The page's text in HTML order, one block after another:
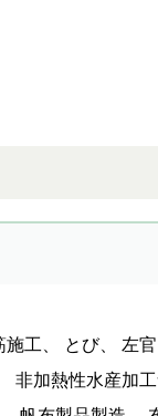
施工 とび 左官
非加熱性水産加